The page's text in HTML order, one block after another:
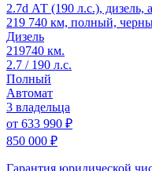
2.7d АТ (190 л.с.), дизель,
219 740 км, полный,
Дизель
219740 км.
2.7 / 190 л.с.
Полный
Автомат
3 владельца
от 633 990 ₽
850 000 ₽
Гарантия юридической